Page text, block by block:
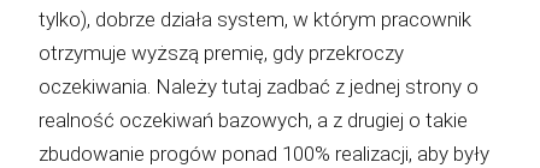
tylko), dobrze działa system, w którym pracownik
otrzymuje wyższą premię, gdy przekroczy
oczekiwania. Należy tutaj zadbać z jednej strony o
realność oczekiwań bazowych, a z drugiej o takie
zbudowanie progów ponad 100% realizacji, aby były